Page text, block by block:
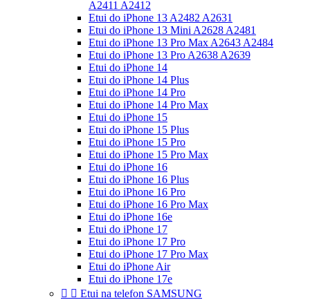
A2411 A2412
Etui do iPhone 13 A2482 A2631
Etui do iPhone 13 Mini A2628 A2481
Etui do iPhone 13 Pro Max A2643 A2484
Etui do iPhone 13 Pro A2638 A2639
Etui do iPhone 14
Etui do iPhone 14 Plus
Etui do iPhone 14 Pro
Etui do iPhone 14 Pro Max
Etui do iPhone 15
Etui do iPhone 15 Plus
Etui do iPhone 15 Pro
Etui do iPhone 15 Pro Max
Etui do iPhone 16
Etui do iPhone 16 Plus
Etui do iPhone 16 Pro
Etui do iPhone 16 Pro Max
Etui do iPhone 16e
Etui do iPhone 17
Etui do iPhone 17 Pro
Etui do iPhone 17 Pro Max
Etui do iPhone Air
Etui do iPhone 17e
  Etui na telefon SAMSUNG